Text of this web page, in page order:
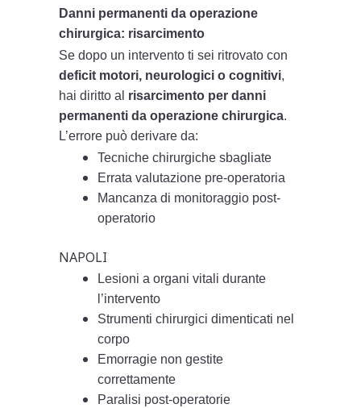
Danni permanenti da operazione
chirurgica: risarcimento
Se dopo un intervento ti sei ritrovato con
deficit motori, neurologici o cognitivi,
hai diritto al risarcimento per danni
permanenti da operazione chirurgica.
L’errore può derivare da:
Tecniche chirurgiche sbagliate
Errata valutazione pre-operatoria
Mancanza di monitoraggio post-
operatorio
NAPOLI
Lesioni a organi vitali durante
l’intervento
Strumenti chirurgici dimenticati nel
corpo
Emorragie non gestite
correttamente
Paralisi post-operatorie